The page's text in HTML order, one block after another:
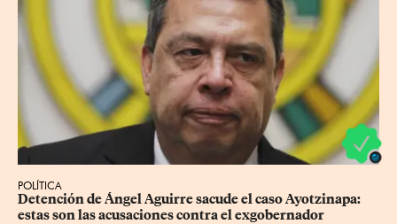
POLÍTICA
Detención de Ángel Aguirre sacude el caso Ayotzinapa:
estas son las acusaciones contra el exgobernador